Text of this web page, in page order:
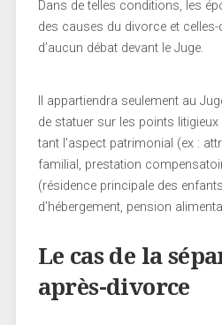
Dans de telles conditions, les
des causes du divorce et celles-
d’aucun débat devant le Juge.
Il appartiendra seulement au
de statuer sur les points
tant l’aspect patrimonial (ex :
familial, prestation
(résidence principale des
d’hébergement, pension
Le cas de la
après-divorce